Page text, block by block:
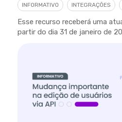
INFORMATIVO INTEGRAÇÕES
Esse recurso receberá uma
partir do dia 31 de janeiro de